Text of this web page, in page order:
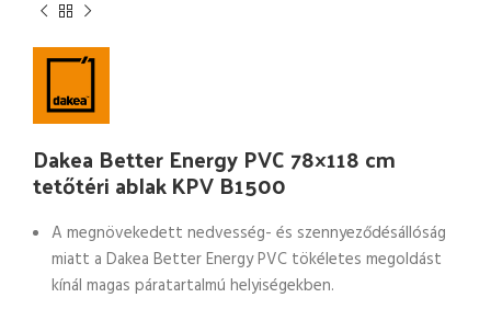
Dakea Better Energy PVC 78×118 cm
tetőtéri ablak KPV B1500
A megnövekedett nedvesség- és szennyeződésállóság
miatt a Dakea Better Energy PVC tökéletes megoldást
kínál magas páratartalmú helyiségekben.